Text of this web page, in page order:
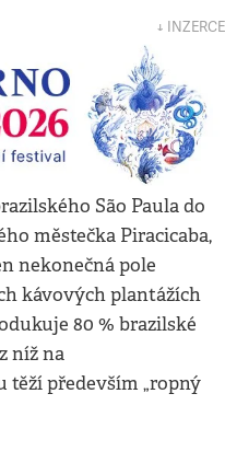
↓ INZERCE
São Paula do
městečka Piracicaba,
nekonečná pole
kávových plantážích
80 % brazilské
níž na
především „ropný